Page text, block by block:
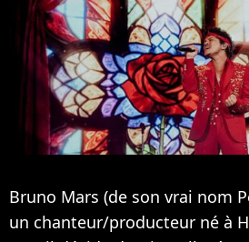
Bruno Mars (de son vrai nom
un chanteur/producteur né à